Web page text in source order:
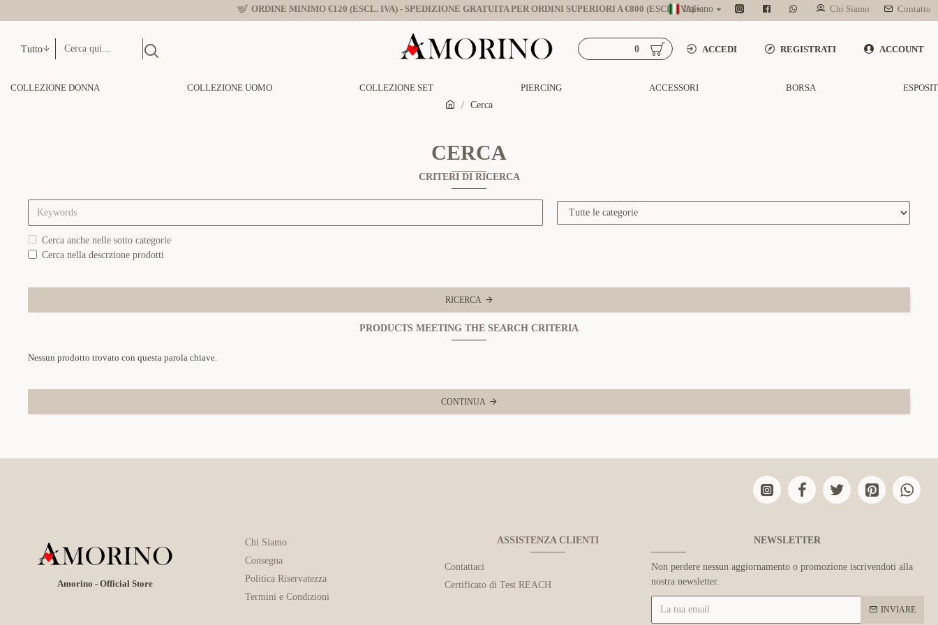
ORDINE MINIMO €120 (ESCL. IVA) - SPEDIZIONE GRATUITA PER ORDINI SUPERIORI A €800 (ESCL. IVA)Italiano Chi Siamo Contatto
Tutto ACCEDI REGISTRATI ACCOUNT
0
COLLEZIONE DONNA COLLEZIONE UOMO COLLEZIONE SET PIERCING ACCESSORI BORSA
Cerca
CERCA
CRITERI DI RICERCA
Cerca anche nelle sotto categorie
Cerca nella descrzione prodotti
RICERCA
PRODUCTS MEETING THE SEARCH CRITERIA
Nessun prodotto trovato con questa parola chiave.
CONTINUA
Amorino - Official Store
Chi Siamo
Consegna
Politica Riservatezza
Termini e Condizioni
ASSISTENZA CLIENTI
Contattaci
Certificato di Test REACH
NEWSLETTER
Non perdere nessun aggiornamento o promozione iscrivendoti alla
nostra newsletter.
INVIARE